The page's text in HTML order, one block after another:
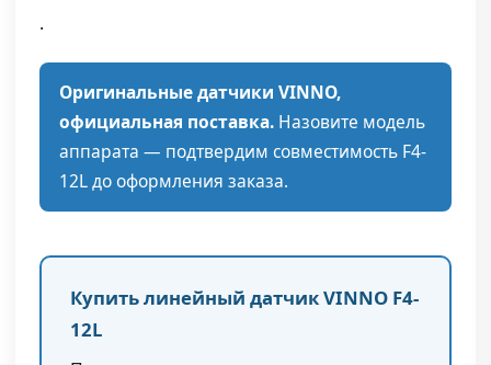
.
Оригинальные датчики VINNO,
официальная поставка. Назовите модель
аппарата — подтвердим совместимость F4-
12L до оформления заказа.
Купить линейный датчик VINNO F4-
12L